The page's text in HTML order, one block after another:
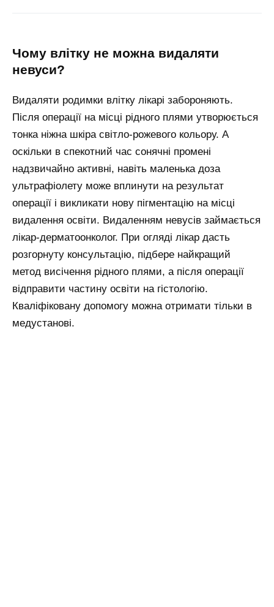
чому влітку не можна видаляти
невуси?
Видаляти родимки влітку лікарі забороняють.
Після операції на місці рідного плями утворюється
тонка ніжна шкіра світло-рожевого кольору. А
оскільки в спекотний час сонячні промені
надзвичайно активні, навіть маленька доза
ультрафіолету може вплинути на результат
операції і викликати нову пігментацію на місці
видалення освіти. Видаленням невусів займається
лікар-дерматоонколог. При огляді лікар дасть
розгорнуту консультацію, підбере найкращий
метод висічення рідного плями, а після операції
відправити частину освіти на гістологію.
Кваліфіковану допомогу можна отримати тільки в
медустанові.